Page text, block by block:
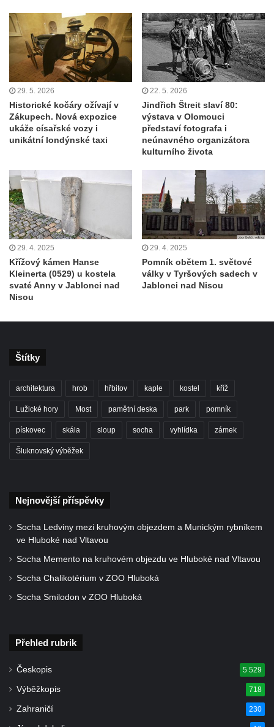
29. 5. 2026
Historické kočáry ožívají v
Zákupech. Nová expozice
ukáže císařské vozy i
unikátní londýnské taxi
22. 5. 2026
Jindřich Štreit slaví 80:
výstava v Olomouci
představí fotografa i
neúnavného organizátora
kulturního života
29. 4. 2025
Křížový kámen Hanse
Kleinerta (0529) u kostela
svaté Anny v Jablonci nad
Nisou
29. 4. 2025
Pomník obětem 1. světové
války v Tyršových sadech v
Jablonci nad Nisou
Štítky
architektura hrob hřbitov kaple kostel kříž
Lužické hory Most pamětní deska park pomník
pískovec skála sloup socha vyhlídka zámek
Šluknovský výběžek
Nejnovější příspěvky
Socha Ledviny mezi kruhovým objezdem a Munickým rybníkem
ve Hluboké nad Vltavou
Socha Memento na kruhovém objezdu ve Hluboké nad Vltavou
Socha Chalikotérium v ZOO Hluboká
Socha Smilodon v ZOO Hluboká
Přehled rubrik
Českopis 5 529
Výběžkopis 718
Zahraničí 230